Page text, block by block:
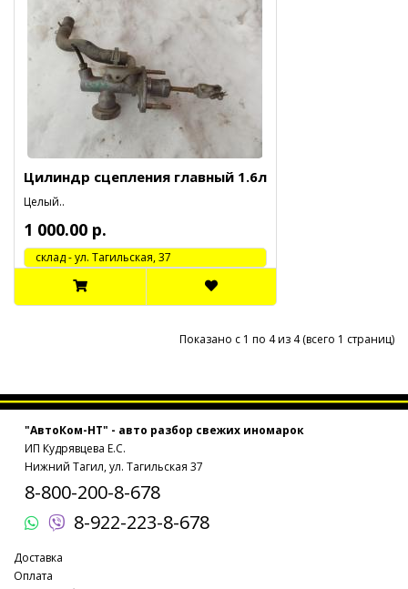
Цилиндр сцепления главный 1.6л
Целый..
1 000.00 р.
cклад - ул. Тагильская, 37
Показано с 1 по 4 из 4 (всего 1 страниц)
"АвтоКом-НТ" - авто разбор свежих иномарок
ИП Кудрявцева Е.С.
Нижний Тагил, ул. Тагильская 37
8-800-200-8-678
8-922-223-8-678
Доставка
Оплата